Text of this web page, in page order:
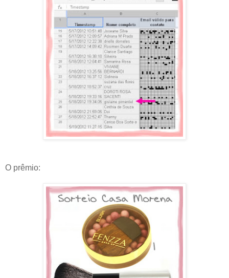
O prêmio: